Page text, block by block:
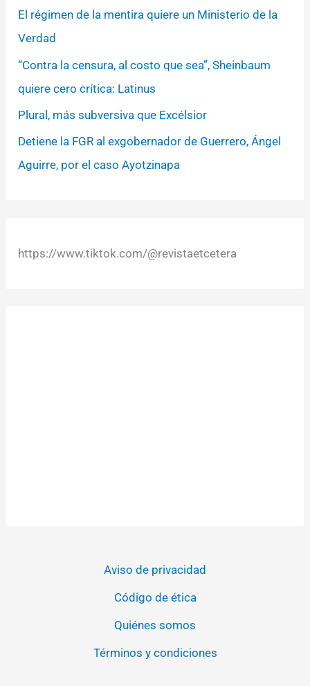
El régimen de la mentira quiere un Ministerio de la
Verdad
“Contra la censura, al costo que sea”, Sheinbaum
quiere cero crítica: Latinus
Plural, más subversiva que Excélsior
Detiene la FGR al exgobernador de Guerrero, Ángel
Aguirre, por el caso Ayotzinapa
https://www.tiktok.com/@revistaetcetera
Aviso de privacidad
Código de ética
Quiénes somos
Términos y condiciones